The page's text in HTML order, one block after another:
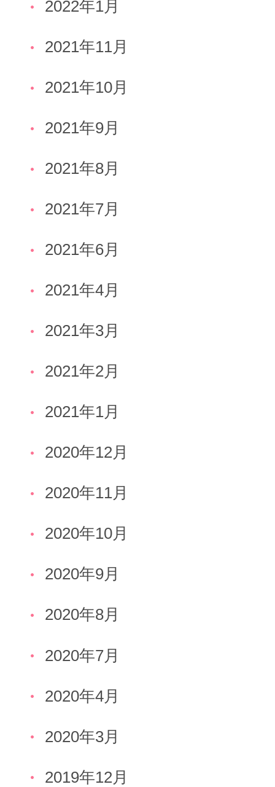
2022年1月
2021年11月
2021年10月
2021年9月
2021年8月
2021年7月
2021年6月
2021年4月
2021年3月
2021年2月
2021年1月
2020年12月
2020年11月
2020年10月
2020年9月
2020年8月
2020年7月
2020年4月
2020年3月
2019年12月